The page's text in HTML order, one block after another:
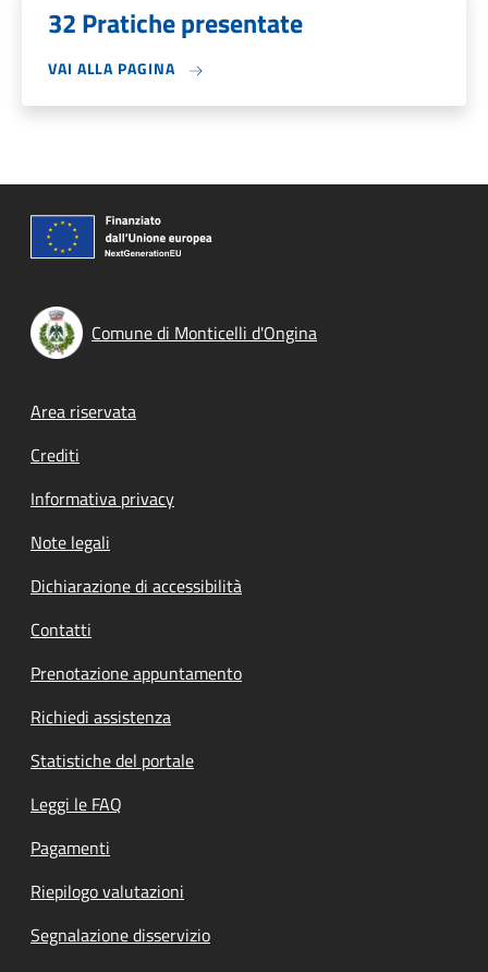
32 Pratiche presentate
VAI ALLA PAGINA
Comune di Monticelli d'Ongina
Footer menu
Area riservata
Crediti
Informativa privacy
Note legali
Dichiarazione di accessibilità
Contatti
Prenotazione appuntamento
Richiedi assistenza
Statistiche del portale
Leggi le FAQ
Pagamenti
Riepilogo valutazioni
Segnalazione disservizio